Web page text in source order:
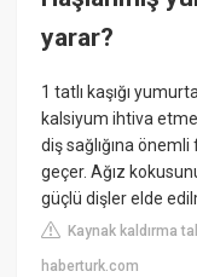
yarar?
1 tatlı kaşığı
kalsiyum ihtiva
diş sağlığına
geçer. Ağız
güçlü dişler elde
Kaynak kaldırma
haberturk.com